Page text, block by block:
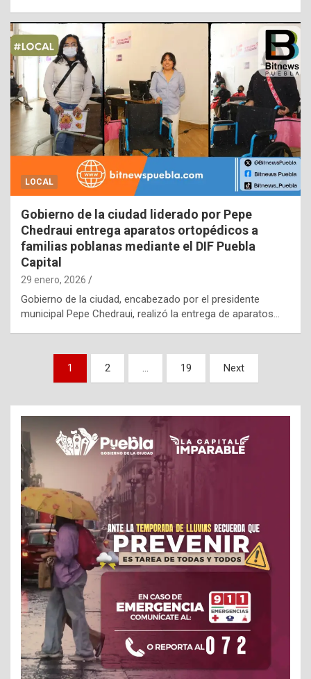
LOCAL
Gobierno de la ciudad liderado por Pepe
Chedraui entrega aparatos ortopédicos a
familias poblanas mediante el DIF Puebla
Capital
29 enero, 2026
Gobierno de la ciudad, encabezado por el presidente
municipal Pepe Chedraui, realizó la entrega de aparatos…
Paginación
entradas
1 2 … 19 Next